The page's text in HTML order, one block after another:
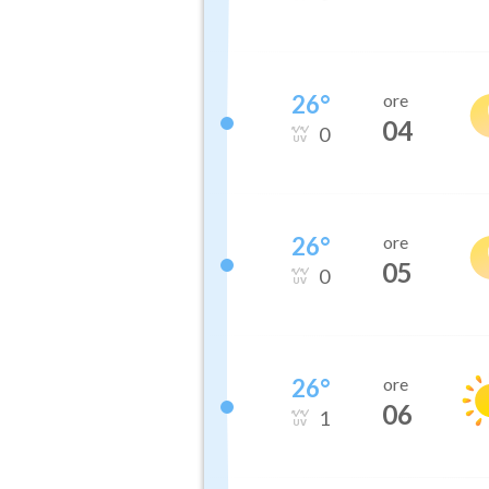
26°
0
ore
04
26°
0
ore
05
26°
1
ore
06